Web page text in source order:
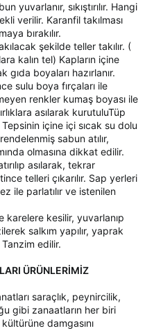
yuvarlanır, sıkıştırılır. Hangi
verilir. Karanfil takılması
bırakılır.
şekilde teller takılır. (
kalın tel) Kapların içine
boyaları hazırlanır.
sulu boya fırçaları ile
renkler kumaş boyası ile
asılarak kurutuluTüp
içine içi sıcak su dolu
sabun atılır,
olmasına dikkat edilir.
asılarak, tekrar
telleri çıkarılır. Sap yerleri
ile parlatılır ve istenilen
karelere kesilir, yuvarlanıp
salkım yapılır, yaprak
Tanzim edilir.
ÜRÜNLERİMİZ
saraçlık, peynircilik,
gibi zanaatların her biri
damgasını